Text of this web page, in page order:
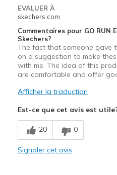
EVALUER À
skechers.com
Commentaires pour GO RUN
Skechers?
The fact that someone gave
on a suggestion to make
with me. The idea of this
are comfortable and offer
Afficher la traduction
Est-ce que cet avis est
20 0
Signaler cet avis